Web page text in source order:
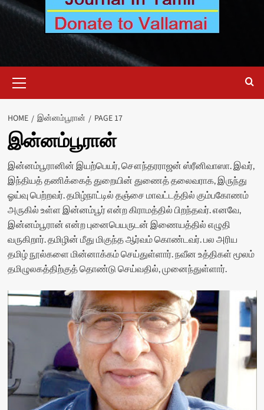
Menu
HOME இன்னம்பூரான் PAGE 17
இன்னம்பூரான்
இன்னம்பூரானின் இயற்பெயர், சௌந்தரராஜன் ஸ்ரீனிவாஸா. இவர்,
இந்தியத் தணிக்கைத் துறையின் துணைத் தலைவராக, இருந்து
ஓய்வு பெற்றவர். தமிழ்நாட்டில் தஞ்சை மாவட்டத்தில் கும்பகோணம்
அருகில் உள்ள இன்னம்பூர் என்ற கிராமத்தில் பிறந்தவர். எனவே,
இன்னம்பூரான் என்ற புனைபெயருடன் இணையத்தில் எழுதி
வருகிறார். தமிழின் மீது மிகுந்த ஆர்வம் கொண்டவர். பல அரிய
தமிழ் நூல்களை மின்னாக்கம் செய்துள்ளார். நவீன உத்திகள் மூலம்
தமிழுலகத்திற்குத் தொண்டு செய்வதில், முனைந்துள்ளார்.